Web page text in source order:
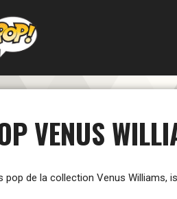
VENUS
de la collection Venus Williams,